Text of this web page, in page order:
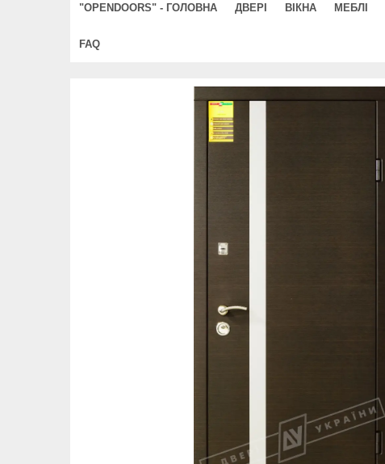
"OPENDOORS" - ГОЛОВНА ДВЕРІ ВІКНА МЕБЛІ
FAQ